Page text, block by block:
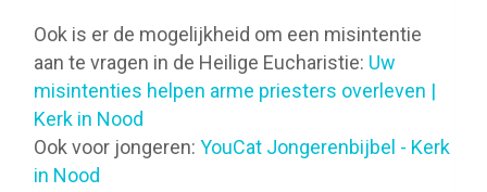
Ook is er de mogelijkheid om een misintentie
aan te vragen in de Heilige Eucharistie: Uw
misintenties helpen arme priesters overleven |
Kerk in Nood
Ook voor jongeren: YouCat Jongerenbijbel - Kerk
in Nood